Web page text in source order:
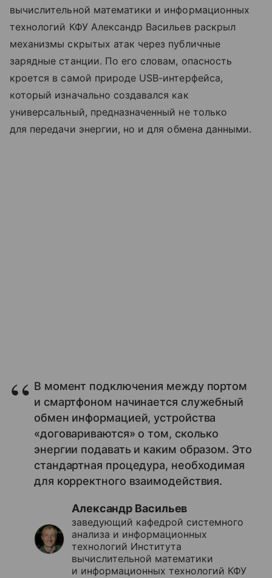
вычислительной математики и информационных
технологий КФУ Александр Васильев раскрыл
механизмы скрытых атак через публичные
зарядные станции. По его словам, опасность
кроется в самой природе USB-интерфейса,
который изначально создавался как
универсальный, предназначенный не только
для передачи энергии, но и для обмена данными.
В момент подключения между портом
и смартфоном начинается служебный
обмен информацией, устройства
«договариваются» о том, сколько
энергии подавать и каким образом. Это
стандартная процедура, необходимая
для корректного взаимодействия.
Александр Васильев
заведующий кафедрой системного
анализа и информационных
технологий Института
вычислительной математики
и информационных технологий КФУ